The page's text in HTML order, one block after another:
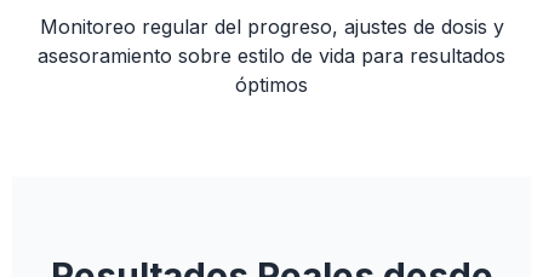
Monitoreo regular del progreso, ajustes de dosis y
asesoramiento sobre estilo de vida para resultados
óptimos